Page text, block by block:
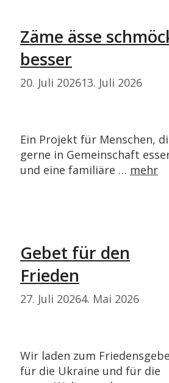
Zäme ässe
besser
20. Juli 202613. Juli 2026
Ein Projekt für Menschen,
gerne in Gemeinschaft
und eine familiäre … mehr
Gebet für den
Frieden
27. Juli 20264. Mai 2026
Wir laden zum
für die Ukraine und für die